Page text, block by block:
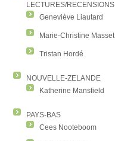
LECTURES/RECENSIONS
Geneviève Liautard
Marie-Christine Masset
Tristan Hordé
NOUVELLE-ZELANDE
Katherine Mansfield
PAYS-BAS
Cees Nooteboom